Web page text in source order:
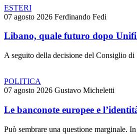
ESTERI
07 agosto 2026 Ferdinando Fedi
Libano, quale futuro dopo
A seguito della decisione del Consiglio
POLITICA
07 agosto 2026 Gustavo Micheletti
Le banconote europee e
Può sembrare una questione marginale.